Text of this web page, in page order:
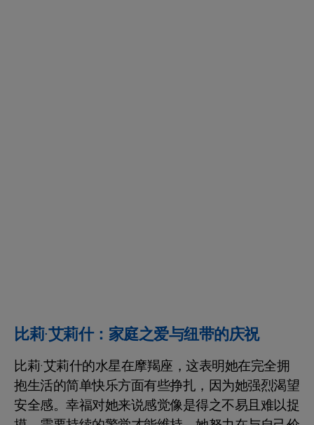
比莉·艾莉什：家庭之爱与纽带的庆祝
比莉·艾莉什的水星在摩羯座，这表明她在完全拥
抱生活的简单快乐方面有些挣扎，因为她强烈渴望
安全感。幸福对她来说感觉像是得之不易且难以捉